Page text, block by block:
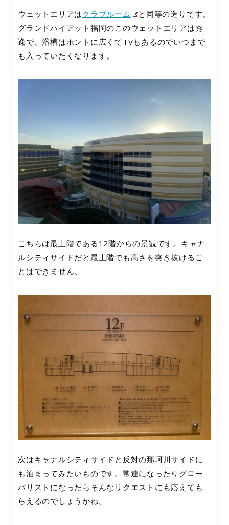
ウェットエリアは クラブルーム
と同等の造りです。
グランドハイアット福岡のこのウェットエリアは秀
逸で、浴槽はホントに広くてTVもあるのでいつまで
も入っていたくなります。
こちらは最上階である12階からの景観です。キャナ
ルシティサイドだと最上階でも高さを突き抜けるこ
とはできません。
次はキャナルシティサイドと反対の那珂川サイドに
も泊まってみたいものです。常連になったりグロー
バリストになったらそんなリクエストにも応えても
らえるのでしょうかね。